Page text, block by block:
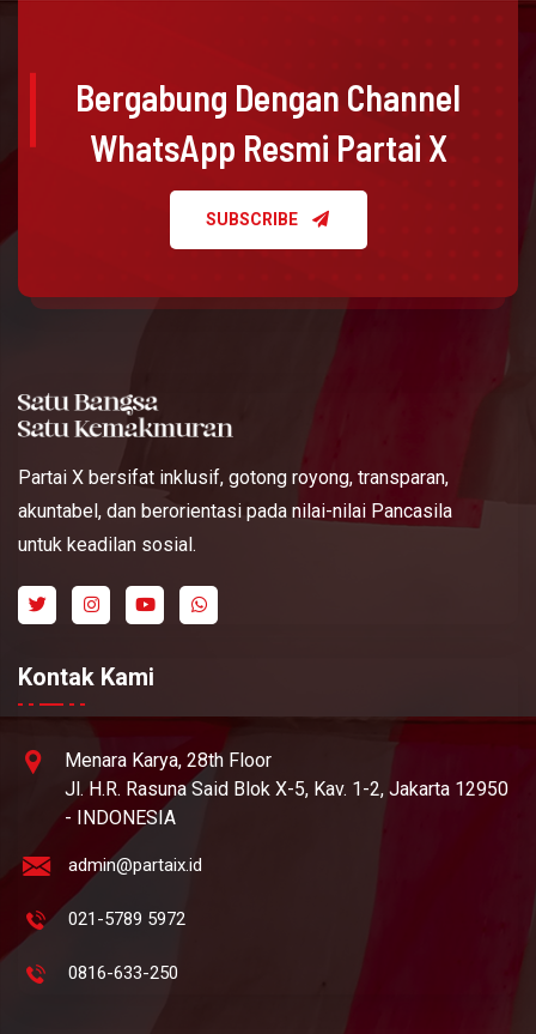
Bergabung Dengan Channel
WhatsApp Resmi Partai X
SUBSCRIBE
Partai X bersifat inklusif, gotong royong, transparan,
akuntabel, dan berorientasi pada nilai-nilai Pancasila
untuk keadilan sosial.
Kontak Kami
Menara Karya, 28th Floor
Jl. H.R. Rasuna Said Blok X-5, Kav. 1-2, Jakarta 12950
- INDONESIA
admin@partaix.id
021-5789 5972
0816-633-250